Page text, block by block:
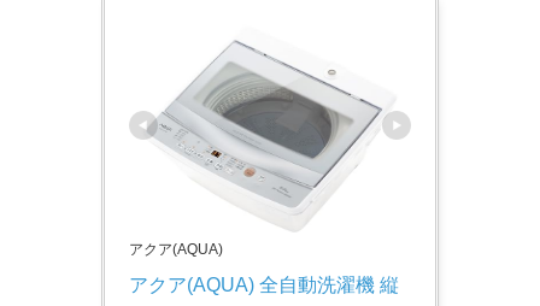
アクア(AQUA)
アクア(AQUA) 全自動洗濯機 縦